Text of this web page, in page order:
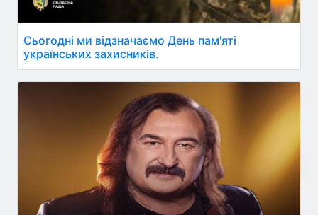
Сьогодні ми відзначаємо День пам'яті
українських захисників.